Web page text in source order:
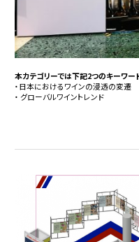
本カテゴリーでは下記2つのキーワー
・日本におけるワインの浸透の変遷
・ グローバルワイントレンド